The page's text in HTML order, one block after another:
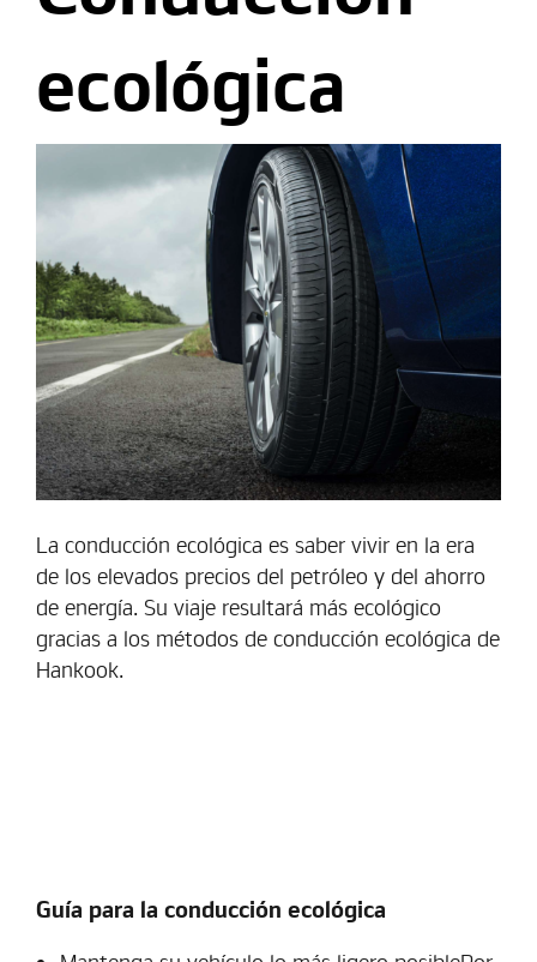
ecológica
La conducción ecológica es saber vivir en la era
de los elevados precios del petróleo y del ahorro
de energía. Su viaje resultará más ecológico
gracias a los métodos de conducción ecológica de
Hankook.
Guía para la conducción ecológica